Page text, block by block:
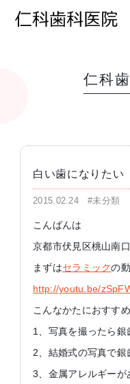
仁科
白い歯になりたい
2015.02.24#未分類
こんばんは
京都市伏見区桃山南
まずはセラミックの
http://youtu.be/
こんなかたにおすす
1、写真を撮ったら銀
2、結婚式の写真で銀
3、金属アレルギーが